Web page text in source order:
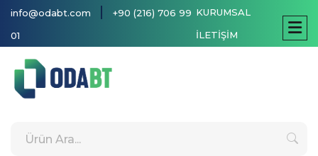
info@odabt.com |
+90 (216) 706 99
01
KURUMSAL
İLETİŞİM